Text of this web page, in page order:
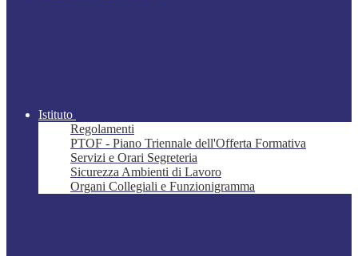
Istituto
Regolamenti
PTOF - Piano Triennale dell'Offerta Formativa
Servizi e Orari Segreteria
Sicurezza Ambienti di Lavoro
Organi Collegiali e Funzionigramma